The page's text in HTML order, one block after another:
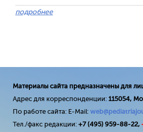
подробнее
Материалы сайта предназначены для
Адрес для корреспонденции: 115054,
По работе сайта: E-Mail:
Тел./факс редакции: +7 (495) 959-88-22,